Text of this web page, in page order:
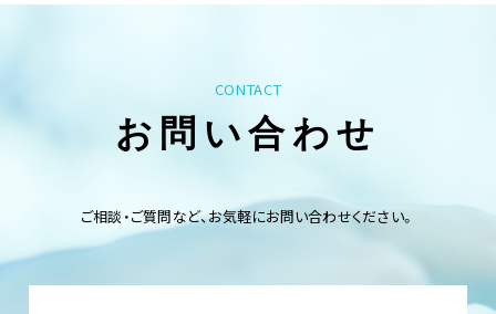
CONTACT
お問い合わせ
ご相談・ご質問など、お気軽にお問い合わせください。